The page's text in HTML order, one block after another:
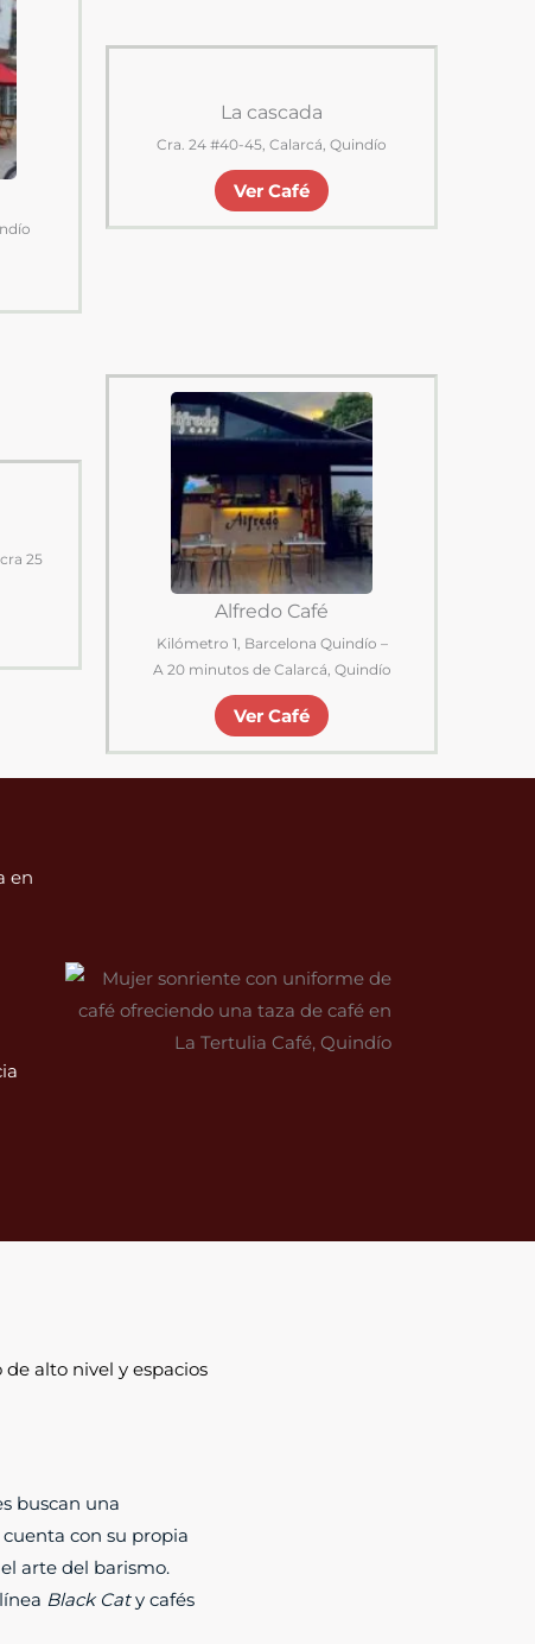
La cascada
Cra. 24 #40-45, Calarcá, Quindío
Ver Café
25
Alfredo Café
Kilómetro 1, Barcelona Quindío –
A 20 minutos de Calarcá, Quindío
Ver Café
en
alto nivel y espacios
buscan una
con su propia
arte del barismo.
Black Caty cafés